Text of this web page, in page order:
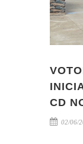
CD
02/06/